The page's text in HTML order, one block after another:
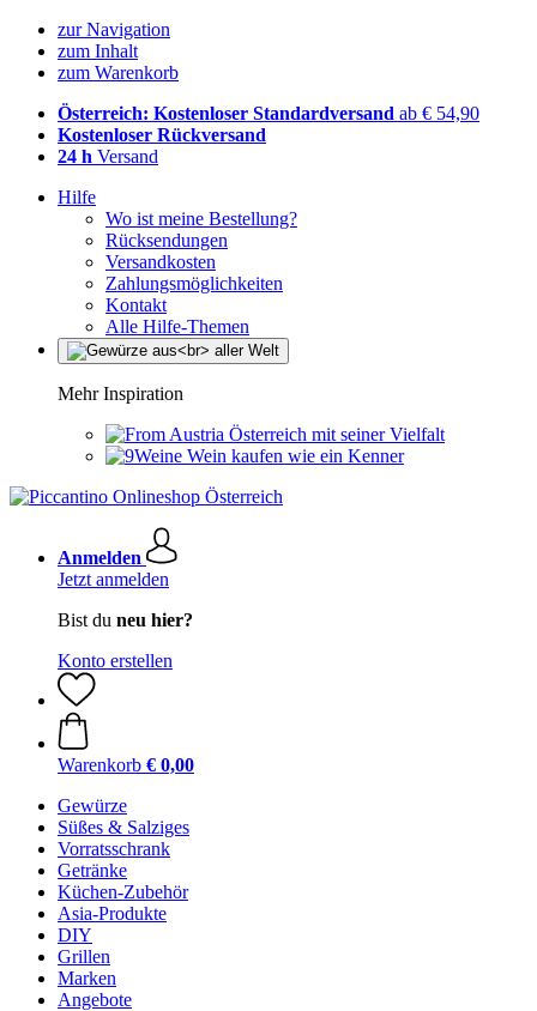
zur Navigation
zum Inhalt
zum Warenkorb
Österreich: Kostenloser Standardversand ab € 54,90
Kostenloser Rückversand
24 h Versand
Hilfe
Wo ist meine Bestellung?
Rücksendungen
Versandkosten
Zahlungsmöglichkeiten
Kontakt
Alle Hilfe-Themen
Mehr Inspiration
Österreich mit seiner Vielfalt
Wein kaufen wie ein Kenner
Anmelden
Jetzt anmelden
Bist du neu hier?
Konto erstellen
Warenkorb € 0,00
Gewürze
Süßes & Salziges
Vorratsschrank
Getränke
Küchen-Zubehör
Asia-Produkte
DIY
Grillen
Marken
Angebote